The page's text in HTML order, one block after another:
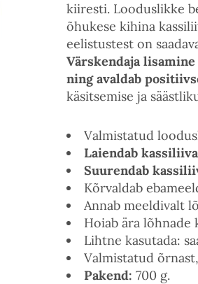
kiiresti. Looduslikke
õhukese kihina
eelistustest on
Värskendaja
ning avaldab
käsitsemise ja
Valmistatud
Laiendab
Suurendab
Kõrvaldab
Annab meeldivalt
Hoiab ära lõhnade
Lihtne kasutada:
Valmistatud
Pakend: 700 g.